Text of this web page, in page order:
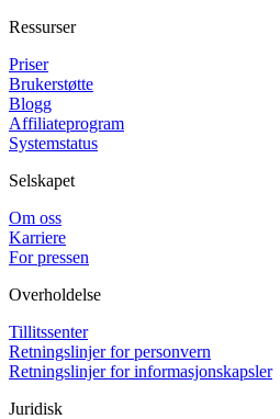
Ressurser
Priser
Brukerstøtte
Blogg
Affiliateprogram
Systemstatus
Selskapet
Om oss
Karriere
For pressen
Overholdelse
Tillitssenter
Retningslinjer for personvern
Retningslinjer for informasjonskapsler
Juridisk